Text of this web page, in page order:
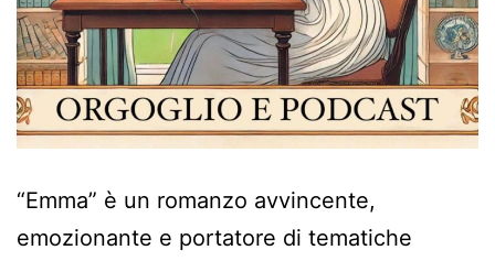
“Emma” è un romanzo avvincente,
emozionante e portatore di tematiche